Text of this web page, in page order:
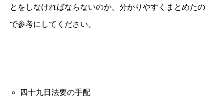
とをしなければならないのか、分かりやすくまとめたの
で参考にしてください。
四十九日法要の手配